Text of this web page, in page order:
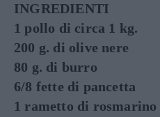
INGREDIENTI
1 pollo di circa 1 kg.
200 g. di olive nere
80 g. di burro
6/8 fette di pancetta
1 rametto di rosmarino